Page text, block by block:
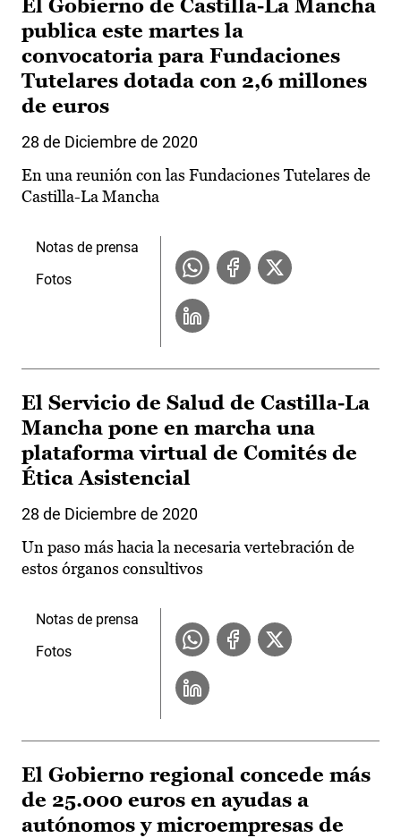
El Gobierno de Castilla-La Mancha
publica este martes la
convocatoria para Fundaciones
Tutelares dotada con 2,6 millones
de euros
28 de Diciembre de 2020
En una reunión con las Fundaciones Tutelares de
Castilla-La Mancha
Notas de prensa
Fotos
El Servicio de Salud de Castilla-La
Mancha pone en marcha una
plataforma virtual de Comités de
Ética Asistencial
28 de Diciembre de 2020
Un paso más hacia la necesaria vertebración de
estos órganos consultivos
Notas de prensa
Fotos
El Gobierno regional concede más
de 25.000 euros en ayudas a
autónomos y microempresas de